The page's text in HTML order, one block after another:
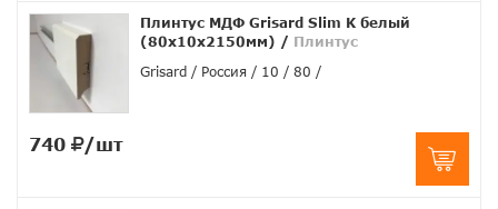
Плинтус МДФ Grisard Slim K белый
(80x10x2150мм) / Плинтус
Grisard
Россия 10 80
740 /шт